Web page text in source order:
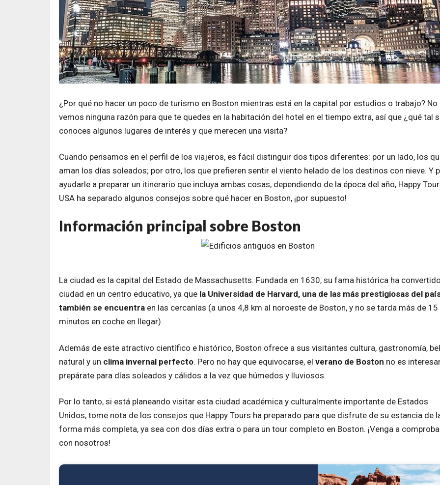
¿Por qué no hacer un poco de turismo en Boston mientras está en la capital por estudios o trabajo? No
vemos ninguna razón para que te quedes en la habitación del hotel en el tiempo extra, así que ¿qué tal
conoces algunos lugares de interés y que merecen una visita?
Cuando pensamos en el perfil de los viajeros, es fácil distinguir dos tipos diferentes: por un lado, los
aman los días soleados; por otro, los que prefieren sentir el viento helado de los destinos con nieve. Y
ayudarle a preparar un itinerario que incluya ambas cosas, dependiendo de la época del año, Happy
USA ha separado algunos consejos sobre qué hacer en Boston, ¡por supuesto!
Información principal sobre Boston
La ciudad es la capital del Estado de Massachusetts. Fundada en 1630, su fama histórica ha
ciudad en un centro educativo, ya que la Universidad de Harvard, una de las más prestigiosas del
también se encuentra en las cercanías (a unos 4,8 km al noroeste de Boston, y no se tarda más de 15
minutos en coche en llegar).
Además de este atractivo científico e histórico, Boston ofrece a sus visitantes cultura, gastronomía,
natural y un clima invernal perfecto. Pero no hay que equivocarse, el verano de Boston no es
prepárate para días soleados y cálidos a la vez que húmedos y lluviosos.
Por lo tanto, si está planeando visitar esta ciudad académica y culturalmente importante de Estados
Unidos, tome nota de los consejos que Happy Tours ha preparado para que disfrute de su estancia de
forma más completa, ya sea con dos días extra o para un tour completo en Boston. ¡Venga a
con nosotros!